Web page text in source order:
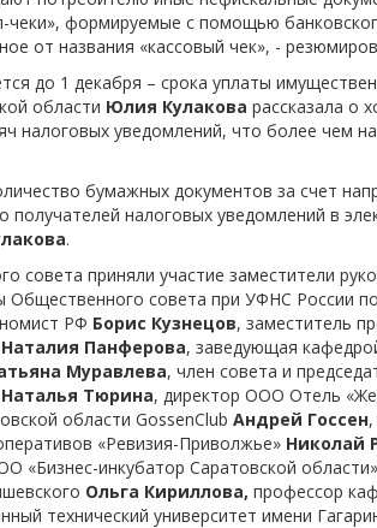
чеки», формируемые с помощью
от названия «кассовый чек», -
до 1 декабря – срока уплаты
области Юлия Кулакова рассказала о
налоговых уведомлений, что более чем
бумажных документов за счет
получателей налоговых уведомлений в
.
совета приняли участие заместители
Общественного совета при УФНС России
РФ Борис Кузнецов, заместитель
Наталия Панферова, заведующая
Муравлева, член совета и
Наталья Тюрина, директор ООО Отель
области GossenClub Андрей Госсен
«Ревизия-Приволжье» Николай
«Бизнес-инкубатор Саратовской области»
Ольга Кириллова, профессор
технический университет имени